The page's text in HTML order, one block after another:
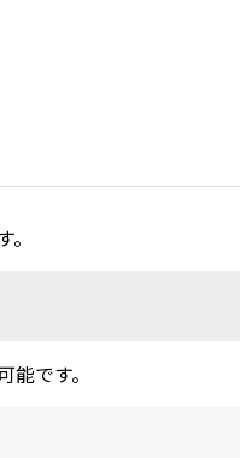
です。